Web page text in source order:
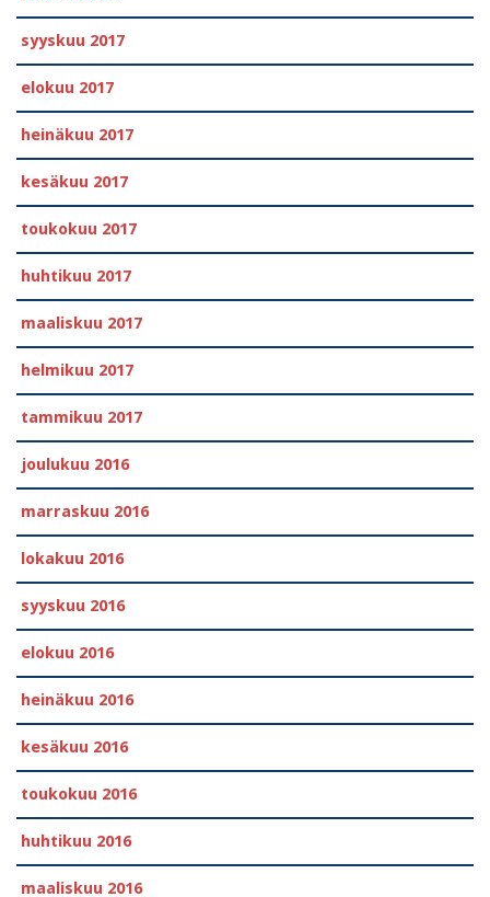
syyskuu 2017
elokuu 2017
heinäkuu 2017
kesäkuu 2017
toukokuu 2017
huhtikuu 2017
maaliskuu 2017
helmikuu 2017
tammikuu 2017
joulukuu 2016
marraskuu 2016
lokakuu 2016
syyskuu 2016
elokuu 2016
heinäkuu 2016
kesäkuu 2016
toukokuu 2016
huhtikuu 2016
maaliskuu 2016